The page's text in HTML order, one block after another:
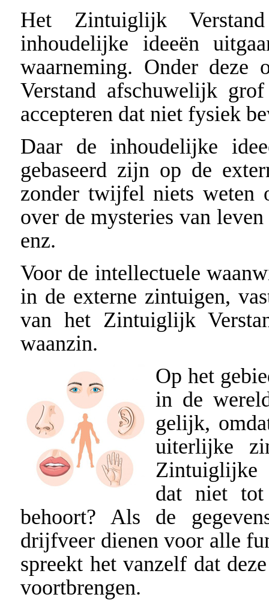
Het Zintuiglijk
inhoudelijke ideeën
waarneming. Onder deze
Verstand afschuwelijk
accepteren dat niet fysiek
Daar de inhoudelijke
gebaseerd zijn op de
zonder twijfel niets weten
over de mysteries van
enz.
Voor de intellectuele
in de externe zintuigen,
van het Zintuiglijk
waanzin.
Op het
in de
gelijk,
uiterlijke
Zintuiglijke
dat niet
behoort? Als de
drijfveer dienen voor alle
spreekt het vanzelf dat
voortbrengen.